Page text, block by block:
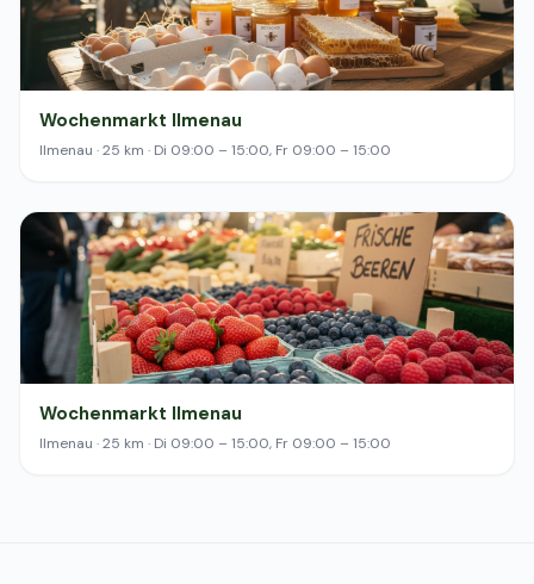
Wochenmarkt Ilmenau
Ilmenau · 25 km · Di 09:00 – 15:00, Fr 09:00 – 15:00
Wochenmarkt Ilmenau
Ilmenau · 25 km · Di 09:00 – 15:00, Fr 09:00 – 15:00